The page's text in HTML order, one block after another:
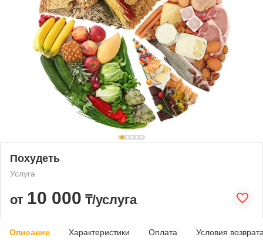
Похудеть
Услуга
от 10 000 ₸/услуга
Описание Характеристики Оплата Условия